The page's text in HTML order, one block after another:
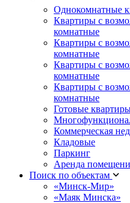
Однокомнатные
Квартиры с
комнатные
Квартиры с
комнатные
Квартиры с
комнатные
Квартиры с
комнатные
Готовые
Коммерческая
Кладовые
Паркинг
Аренда
Поиск по объектам
«Минск-Мир»
«Маяк Минска»